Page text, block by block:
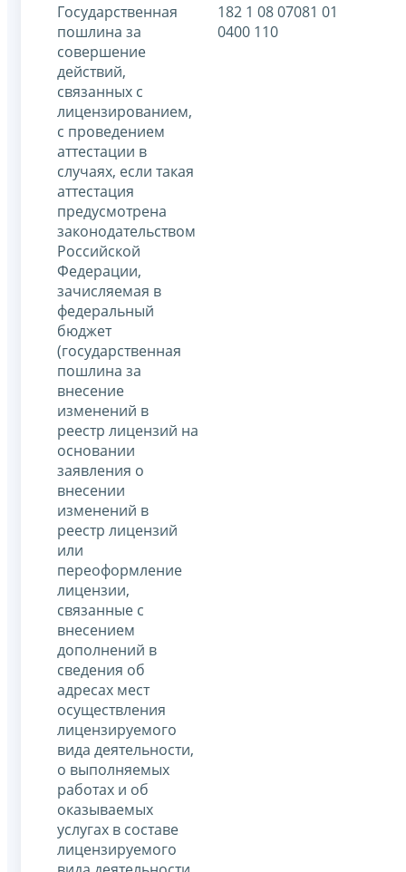
Государственная
пошлина за
совершение
действий,
связанных с
лицензированием,
с проведением
аттестации в
случаях, если такая
аттестация
предусмотрена
законодательством
Российской
Федерации,
зачисляемая в
федеральный
бюджет
(государственная
пошлина за
внесение
изменений в
реестр лицензий на
основании
заявления о
внесении
изменений в
реестр лицензий
или
переоформление
лицензии,
связанные с
внесением
дополнений в
сведения об
адресах мест
осуществления
лицензируемого
вида деятельности,
о выполняемых
работах и об
оказываемых
услугах в составе
лицензируемого
182 1 08 07081 01
0400 110